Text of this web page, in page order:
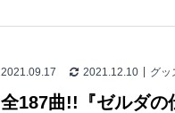
2021.09.17 2021.12.10 グッ
全187曲!!『ゼルダの